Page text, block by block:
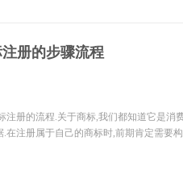
册的步骤流程
注册的流程.关于商标,我们都知道它是消
在注册属于自己的商标时,前期肯定需要